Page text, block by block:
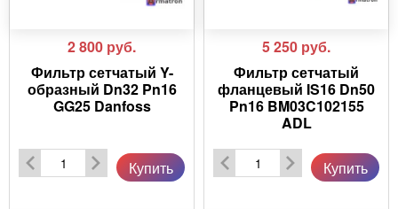
2 800 руб.
Фильтр сетчатый Y-
образный Dn32 Pn16
GG25 Danfoss
Купить
5 250 руб.
Фильтр сетчатый
фланцевый IS16 Dn50
Pn16 BM03C102155
ADL
Купить